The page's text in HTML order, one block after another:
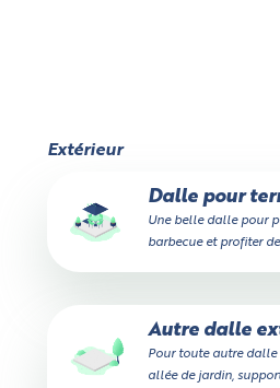
Extérieur
Dalle pour
Une belle dalle pour
barbecue et profiter
Autre dalle
Pour toute autre dalle
allée de jardin,